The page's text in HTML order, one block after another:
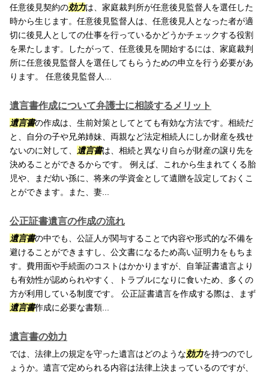
任意後見契約の効力は、家庭裁判所が任意後見監督人を選任した
時から生じます。任意後見監督人は、任意後見人となった者が適
切に後見人としての仕事を行っているかどうかチェックする役割
を果たします。したがって、任意後見を開始するには、家庭裁判
所に任意後見監督人を選任してもらうための申立を行う必要があ
ります。 任意後見監督人...
遺言書作成について弁護士に相談するメリット
遺言書の作成は、生前対策としてとても有効な方法です。相続だ
と、自分の子や兄弟姉妹、両親など法定相続人にしか財産を残せ
ないのに対して、 遺言書は、相続と異なり自らが財産の譲り先を
決めることができるからです。 例えば、これから生まれてくる胎
児や、まだ幼い孫に、将来の学資金として遺贈を設定しておくこ
とができます。また、妻...
公正証書遺言の作成の流れ
遺言書の中でも、公証人が関与することで内容や形式的な不備を
避けることができますし、公文書になるため高い証明力をもちま
す。費用面や手続面のコストはかかりますが、自筆証書遺言より
も有効性が認められやすく、トラブルになりに食いため、多くの
方が利用している制度です。 公正証書遺言を作成する際は、まず
遺言書作成に必要な書類...
遺言書の効力
では、法律上の規定を守った遺言はどのような効力を持つのでし
ょうか。遺言で定められる内容は法律上決まっているのですが、